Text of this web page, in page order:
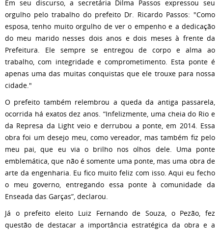
Em seu discurso, a secretária Dilma Passos expressou seu
orgulho pelo trabalho do prefeito Dr. Ricardo Passos: "Como
esposa, tenho muito orgulho de ver o empenho e a dedicação
do meu marido nesses dois anos e dois meses à frente da
Prefeitura. Ele sempre se entregou de corpo e alma ao
trabalho, com integridade e comprometimento. Esta ponte é
apenas uma das muitas conquistas que ele trouxe para nossa
cidade."
O prefeito também relembrou a queda da antiga passarela,
ocorrida há exatos dez anos. “Infelizmente, uma cheia do Rio e
da Represa da Light veio e derrubou a ponte, em 2014. Essa
obra foi um desejo meu, como vereador, mas também fiz pelo
meu pai, que eu via o brilho nos olhos dele. Uma ponte
emblemática, que não é somente uma ponte, mas uma obra de
arte da engenharia. Eu fico muito feliz com isso. Aqui eu fecho
o meu governo, entregando essa ponte à comunidade da
Enseada das Garças”, declarou.
Já o prefeito eleito Luiz Fernando de Souza, o Pezão, fez
questão de destacar a importância estratégica da obra e a